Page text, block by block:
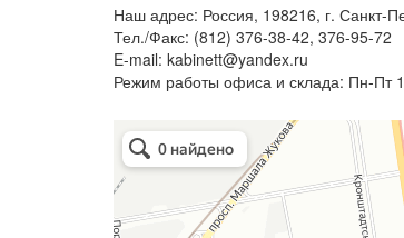
Наш адрес: Россия, 198216, г. Санкт-
Тел./Факс: (812) 376-38-42, 376-95-72
E-mail: kabinett@yandex.ru
Режим работы офиса и склада: Пн-Пт
Арметкон
Металлическая мебель в Санкт‑Петербурге
Торговое оборудование в Санкт‑Петербурге